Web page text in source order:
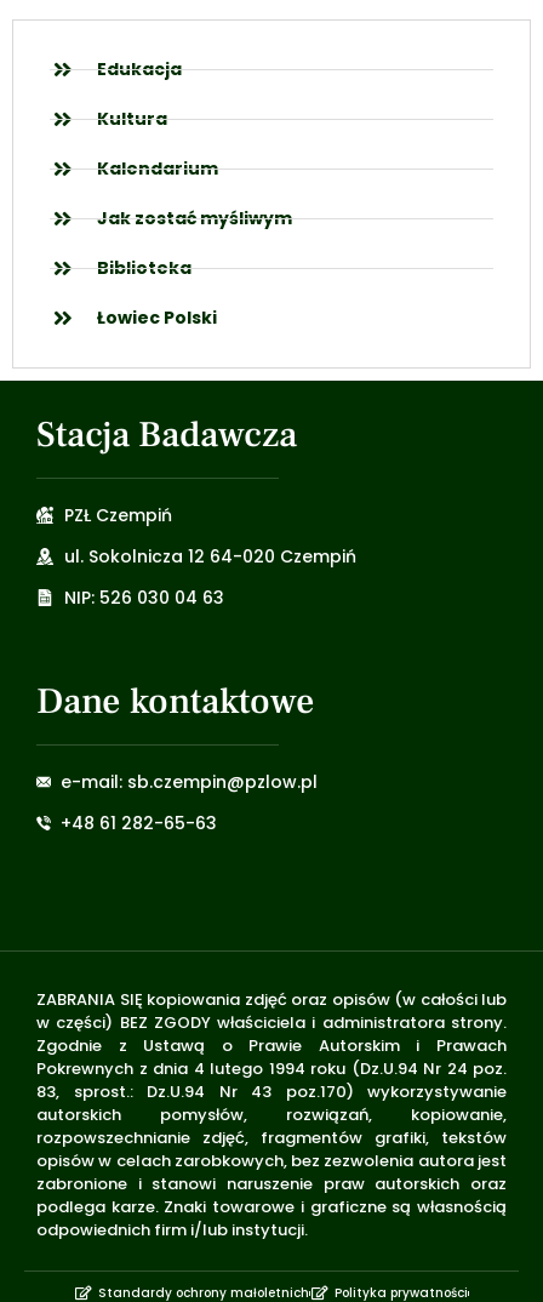
Edukacja
Kultura
Kalendarium
Jak zostać myśliwym
Biblioteka
Łowiec Polski
Stacja Badawcza
PZŁ Czempiń
ul. Sokolnicza 12 64-020 Czempiń
NIP: 526 030 04 63
Dane kontaktowe
e-mail: sb.czempin@pzlow.pl
+48 61 282-65-63
ZABRANIA SIĘ kopiowania zdjęć oraz opisów (w całości lub
w części) BEZ ZGODY właściciela i administratora strony.
Zgodnie z Ustawą o Prawie Autorskim i Prawach
Pokrewnych z dnia 4 lutego 1994 roku (Dz.U.94 Nr 24 poz.
83, sprost.: Dz.U.94 Nr 43 poz.170) wykorzystywanie
autorskich pomysłów, rozwiązań, kopiowanie,
rozpowszechnianie zdjęć, fragmentów grafiki, tekstów
opisów w celach zarobkowych, bez zezwolenia autora jest
zabronione i stanowi naruszenie praw autorskich oraz
podlega karze. Znaki towarowe i graficzne są własnością
odpowiednich firm i/lub instytucji.
Standardy ochrony małoletnich Polityka prywatności